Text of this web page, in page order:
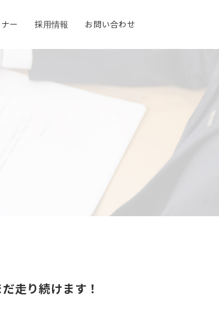
ー 採用情報 お問い合わせ
走り続けます！